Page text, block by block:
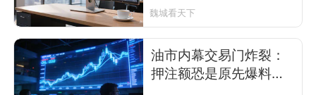
魏城看天下
油市内幕交易门炸裂：
押注额恐是原先爆料三